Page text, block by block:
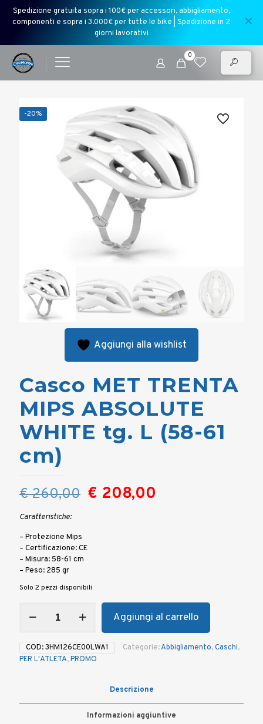
Spedizione gratuita sopra i 100€ per accessori, abbigliamento,
componenti e sopra i 3.000€ per tutte le bike | Spedizione in 2
giorni lavorativi
✕
0
-20%
Aggiungi alla wishlist
Casco MET TRENTA
MIPS ABSOLUTE
WHITE tg. L (58-61
cm)
€260,00 Il
era:
€ 208,00
Caratteristiche:
– Protezione Mips
– Certificazione: CE
– Misura: 58-61 cm
– Peso: 285 gr
Solo 2 pezzi disponibili
MET
MIPS
ABSOLUTE
WHITE
Aggiungi al carrello
COD:3HM126CE00LWA1 Categorie:Abbigliamento,Caschi,
PER L'ATLETA,PROMO
Descrizione
Informazioni aggiuntive